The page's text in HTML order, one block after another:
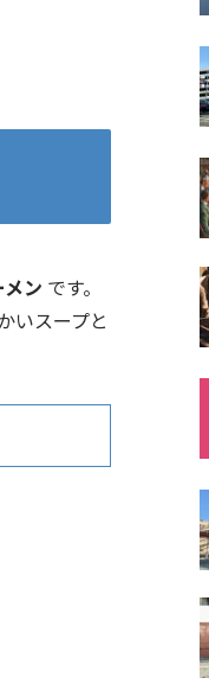
ン です。
いスープと